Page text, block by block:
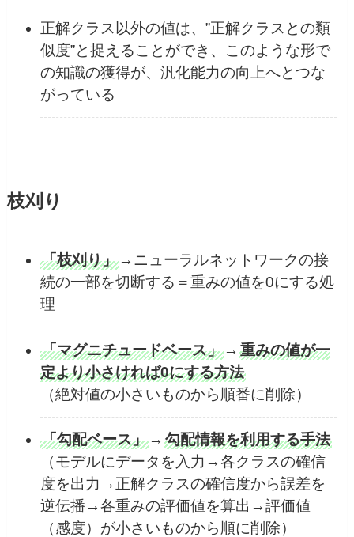
正解クラス以外の値は、”正解クラスとの類
似度”と捉えることができ、このような形で
の知識の獲得が、汎化能力の向上へとつな
がっている
枝刈り
「枝刈り」→ニューラルネットワークの接
続の一部を切断する＝重みの値を0にする処
理
「マグニチュードベース」→ 重みの値が一
定より小さければ0にする方法
（絶対値の小さいものから順番に削除）
「勾配ベース」→ 勾配情報を利用する手法
（モデルにデータを入力→各クラスの確信
度を出力→正解クラスの確信度から誤差を
逆伝播→各重みの評価値を算出→評価値
（感度）が小さいものから順に削除）